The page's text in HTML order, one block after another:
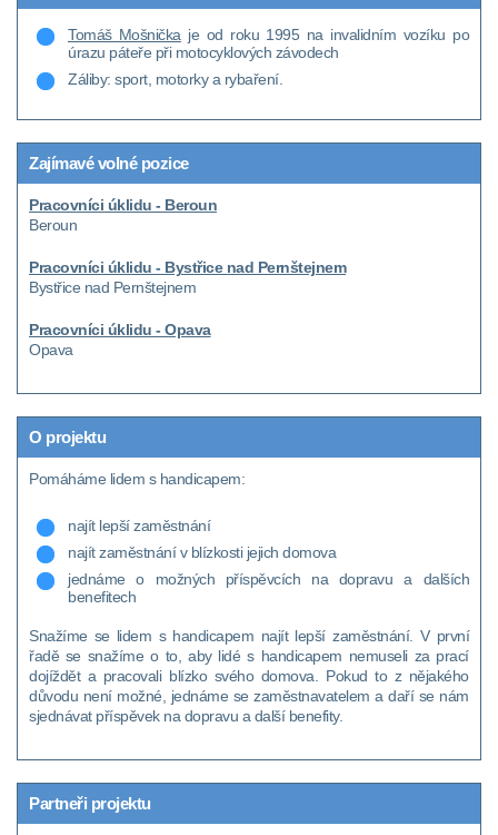
Tomáš Mošnička je od roku 1995 na invalidním vozíku po
úrazu páteře při motocyklových závodech
Záliby: sport, motorky a rybaření.
Zajímavé volné pozice
Pracovníci úklidu - Beroun
Beroun
Pracovníci úklidu - Bystřice nad Pernštejnem
Bystřice nad Pernštejnem
Pracovníci úklidu - Opava
Opava
O projektu
Pomáháme lidem s handicapem:
najít lepší zaměstnání
najít zaměstnání v blízkosti jejich domova
jednáme o možných příspěvcích na dopravu a dalších
benefitech
Snažíme se lidem s handicapem najít lepší zaměstnání. V první
řadě se snažíme o to, aby lidé s handicapem nemuseli za prací
dojíždět a pracovali blízko svého domova. Pokud to z nějakého
důvodu není možné, jednáme se zaměstnavatelem a daří se nám
sjednávat příspěvek na dopravu a další benefity.
Partneři projektu